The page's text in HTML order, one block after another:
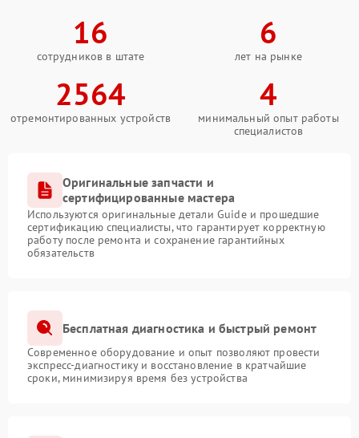
16
сотрудников в штате
6
лет на рынке
2564
отремонтированных устройств
4
минимальный опыт работы
специалистов
Оригинальные запчасти и
сертифицированные мастера
Используются оригинальные детали Guide и прошедшие
сертификацию специалисты, что гарантирует корректную
работу после ремонта и сохранение гарантийных
обязательств
Бесплатная диагностика и быстрый ремонт
Современное оборудование и опыт позволяют провести
экспресс-диагностику и восстановление в кратчайшие
сроки, минимизируя время без устройства